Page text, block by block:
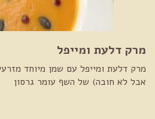
מרק דלעת ומייפל
מרק דלעת ומייפל עם שמן מיוחד
אבל לא חובה) של השף עומר גרסון